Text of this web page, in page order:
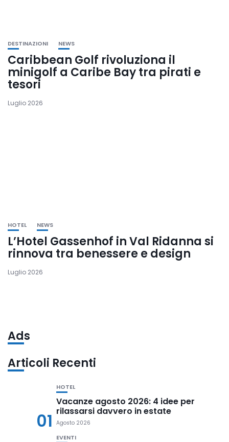
DESTINAZIONI NEWS
Caribbean Golf rivoluziona il
minigolf a Caribe Bay tra pirati e
tesori
Luglio 2026
HOTEL NEWS
L’Hotel Gassenhof in Val Ridanna si
rinnova tra benessere e design
Luglio 2026
Ads
Articoli Recenti
01
HOTEL
Vacanze agosto 2026: 4 idee per
rilassarsi davvero in estate
Agosto 2026
EVENTI